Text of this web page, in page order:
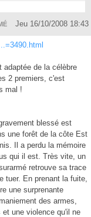
Jeu 16/10/2008 18:43
adaptée de la célèbre
2 premiers, c'est
mal !
blessé est
une forêt de la côte Est
Il a perdu la mémoire
qui il est. Très vite, un
retrouve sa trace
tuer. En prenant la fuite,
une surprenante
des armes,
et une violence qu'il ne